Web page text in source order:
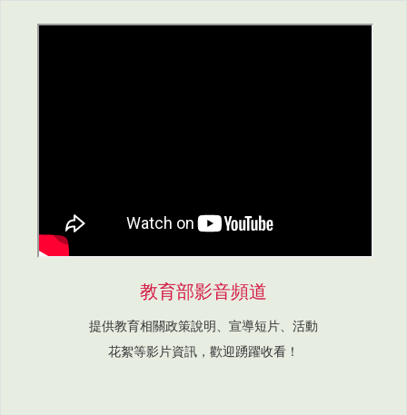
教育部影音頻道
提供教育相關政策說明、宣導短片、活動
花絮等影片資訊，歡迎踴躍收看！